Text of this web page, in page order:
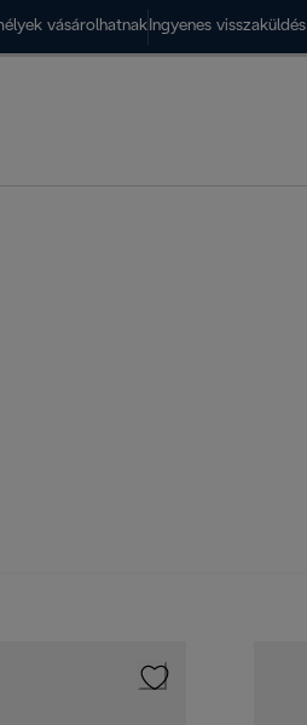
vásárolhatnak Ingyenes visszaküldés